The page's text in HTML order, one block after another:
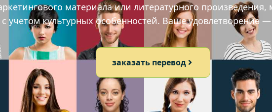
материала или литературного
учетом культурных особенностей. Ваше удовлетворение
заказать перевод